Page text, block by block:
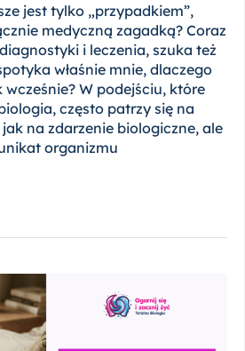
jest tylko „przypadkiem”,
medyczną zagadką? Coraz
i leczenia, szuka też
właśnie mnie, dlaczego
W podejściu, które
często patrzy się na
na zdarzenie biologiczne, ale
organizmu